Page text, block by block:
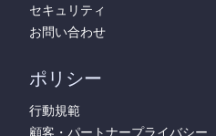
セキュリティ
お問い合わせ
ポリシー
行動規範
顧客・パートナープライバシー